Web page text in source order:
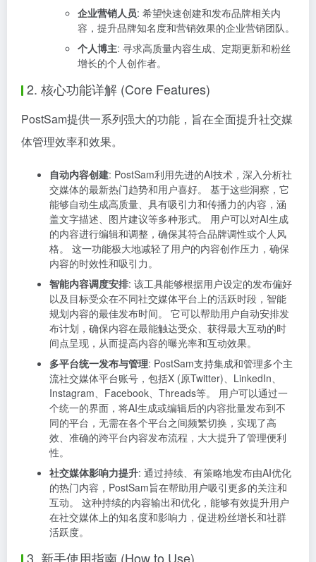
企业营销人员: 希望快速创建和发布品牌相关内
容，提升品牌知名度和营销效果的企业营销团队。
个人博主: 寻求高质量内容生成、定期更新和粉丝
增长的个人创作者。
2. 核心功能详解 (Core Features)
PostSam提供一系列强大的功能，旨在全面提升社交媒
体管理效率和效果。
自动内容创建: PostSam利用先进的AI技术，深入分析社
交媒体的最新热门趋势和用户喜好。 基于这些洞察，它
能够自动生成高质量、具有吸引力和传播力的内容，涵
盖文字描述、图片建议等多种形式。 用户可以对AI生成
的内容进行编辑和调整，确保其符合品牌调性或个人风
格。 这一功能极大地减轻了用户的内容创作压力，确保
内容的时效性和吸引力。
智能内容调度安排: 该工具能够根据用户设定的发布偏好
以及目标受众在不同社交媒体平台上的活跃时段，智能
规划内容的最佳发布时间。 它可以帮助用户自动安排发
布计划，确保内容在最能触达受众、获得最大互动的时
间点呈现，从而提高内容的曝光率和互动效果。
多平台统一发布与管理: PostSam支持集成和管理多个主
流社交媒体平台账号，包括X (原Twitter)、LinkedIn、
Instagram、Facebook、Threads等。 用户可以通过一
个统一的界面，将AI生成或编辑后的内容批量发布到不
同的平台，无需在各个平台之间频繁切换，实现了高
效、准确的跨平台内容发布流程，大大提升了管理便利
性。
社交媒体影响力提升: 通过持续、有策略地发布由AI优化
的热门内容，PostSam旨在帮助用户吸引更多的关注和
互动。 这种持续的内容输出和优化，能够有效提升用户
在社交媒体上的知名度和影响力，促进粉丝增长和社群
活跃度。
3. 新手使用指南 (How to Use)